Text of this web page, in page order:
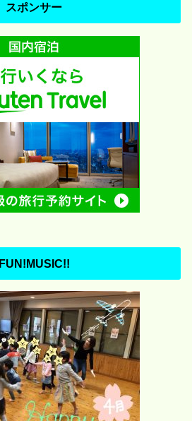
スポンサー
FUN!MUSIC!!